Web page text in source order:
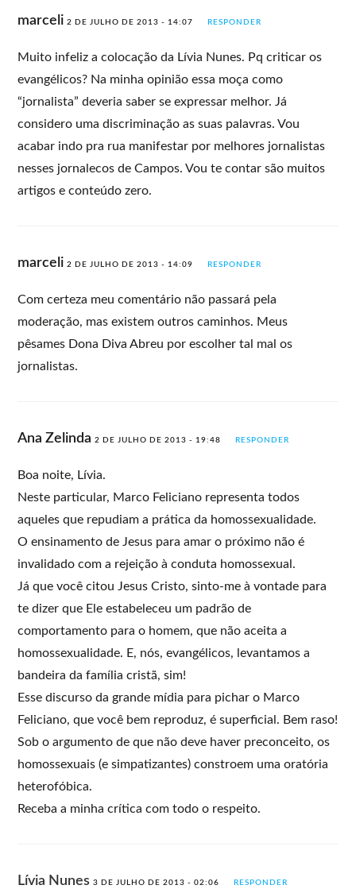
marceli2 DE JULHO DE 2013 - 14:07 RESPONDER
Muito infeliz a colocação da Lívia Nunes. Pq criticar os
evangélicos? Na minha opinião essa moça como
“jornalista” deveria saber se expressar melhor. Já
considero uma discriminação as suas palavras. Vou
acabar indo pra rua manifestar por melhores jornalistas
nesses jornalecos de Campos. Vou te contar são muitos
artigos e conteúdo zero.
marceli2 DE JULHO DE 2013 - 14:09 RESPONDER
Com certeza meu comentário não passará pela
moderação, mas existem outros caminhos. Meus
pêsames Dona Diva Abreu por escolher tal mal os
jornalistas.
Ana Zelinda2 DE JULHO DE 2013 - 19:48 RESPONDER
Boa noite, Lívia.
Neste particular, Marco Feliciano representa todos
aqueles que repudiam a prática da homossexualidade.
O ensinamento de Jesus para amar o próximo não é
invalidado com a rejeição à conduta homossexual.
Já que você citou Jesus Cristo, sinto-me à vontade para
te dizer que Ele estabeleceu um padrão de
comportamento para o homem, que não aceita a
homossexualidade. E, nós, evangélicos, levantamos a
bandeira da família cristã, sim!
Esse discurso da grande mídia para pichar o Marco
Feliciano, que você bem reproduz, é superficial. Bem raso!
Sob o argumento de que não deve haver preconceito, os
homossexuais (e simpatizantes) constroem uma oratória
heterofóbica.
Receba a minha crítica com todo o respeito.
Lívia Nunes 3 DE JULHO DE 2013 - 02:06 RESPONDER